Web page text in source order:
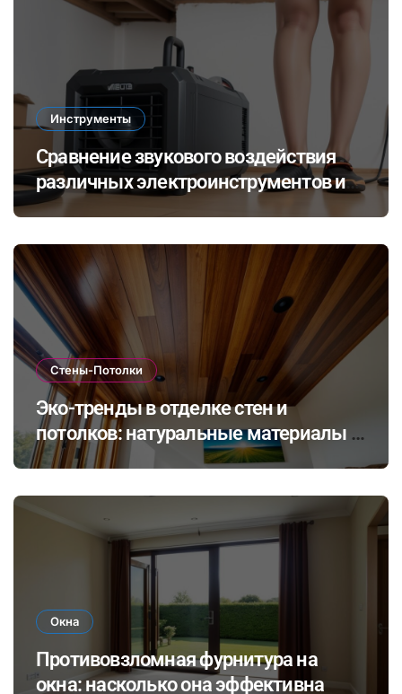
Инструменты
Сравнение звукового воздействия
различных электроинструментов и
его влияние на здоровье при ремонте
Стены-Потолки
Эко-тренды в отделке стен и
потолков: натуральные материалы и
экологичные покрытия для
Окна
Противовзломная фурнитура на
окна: насколько она эффективна